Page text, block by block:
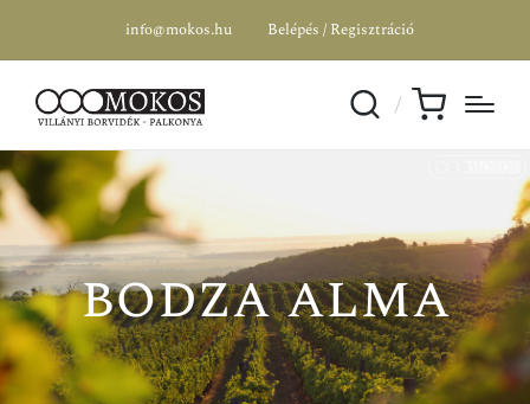
info@mokos.hu Belépés / Regisztráció
bodza alma
AKCIÓ